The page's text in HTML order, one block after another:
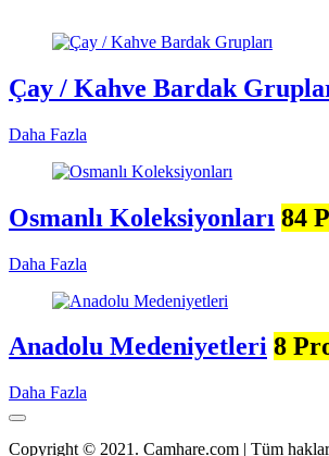
Çay / Kahve Bardak
Daha Fazla
Osmanlı Koleksiyonları 84
Daha Fazla
Anadolu Medeniyetleri 8
Daha Fazla
Copyright © 2021. Camhare.com | Tüm